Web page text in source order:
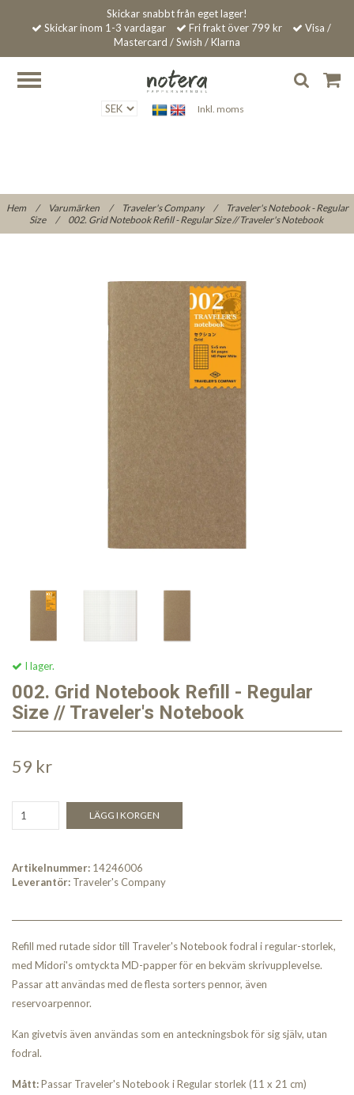
Skickar snabbt från eget lager!
Skickar inom 1-3 vardagar
Fri frakt över 799 kr
Visa /
Mastercard / Swish / Klarna
Inkl. moms
Hem / Varumärken / Traveler's Company /
Traveler's Notebook - Regular
Size
/ 002. Grid Notebook Refill - Regular Size // Traveler's Notebook
I lager.
002. Grid Notebook Refill - Regular
Size // Traveler's Notebook
59 kr
LÄGG I KORGEN
Artikelnummer: 14246006
Leverantör: Traveler's Company
Refill med rutade sidor till Traveler's Notebook fodral i regular-storlek,
med Midori's omtyckta MD-papper för en bekväm skrivupplevelse.
Passar att användas med de flesta sorters pennor, även
reservoarpennor.
Kan givetvis även användas som en anteckningsbok för sig själv, utan
fodral.
Mått:Passar Traveler's Notebook i Regular storlek (11 x 21 cm)